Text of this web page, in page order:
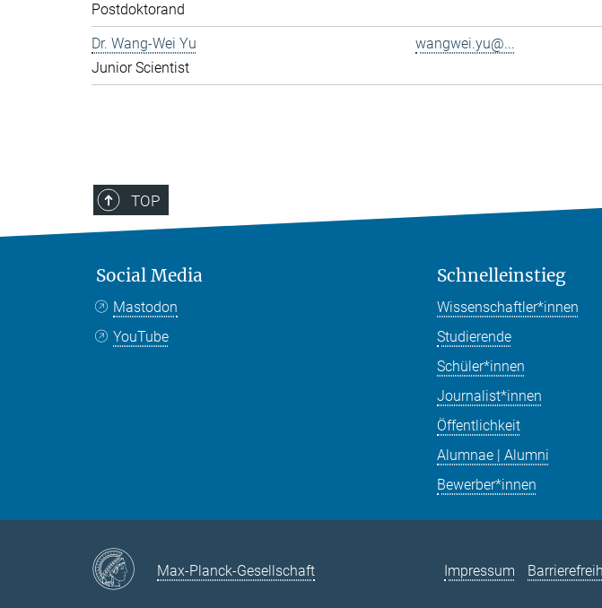
Postdoktorand
Dr. Wang-Wei Yu
Junior Scientist
wangwei.yu@...
TOP
Social Media
Mastodon
YouTube
Schnelleinstieg
Wissenschaftler*innen
Studierende
Schüler*innen
Journalist*innen
Öffentlichkeit
Alumnae | Alumni
Bewerber*innen
Max-Planck-Gesellschaft Impressum